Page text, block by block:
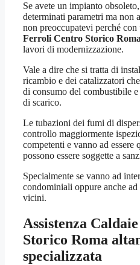
Se avete un impianto
determinati parametri ma non
non preoccupatevi perché con
Ferroli Centro Storico Roma
lavori di modernizzazione.
Vale a dire che si tratta di
ricambio e dei catalizzatori
di consumo del combustibile
di scarico.
Le tubazioni dei fumi di
controllo maggiormente
competenti e vanno ad essere
possono essere soggette a
Specialmente se vanno ad
condominiali oppure anche
vicini.
Assistenza
Storico Roma
specializzata